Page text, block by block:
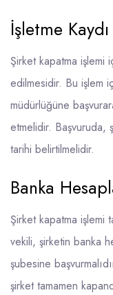
İşletme
Şirket kapatma işlemi
edilmesidir. Bu işlem
müdürlüğüne
etmelidir. Başvuruda,
tarihi belirtilmelidir.
Banka
Şirket kapatma işlemi
vekili, şirketin banka
şubesine
şirket tamamen